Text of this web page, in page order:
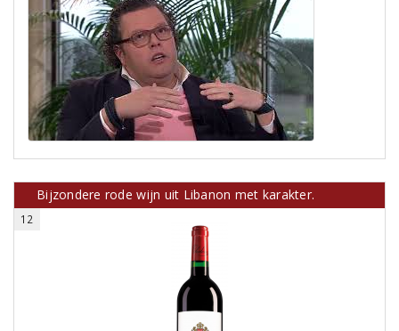
Bijzondere rode wijn uit Libanon met karakter.
12